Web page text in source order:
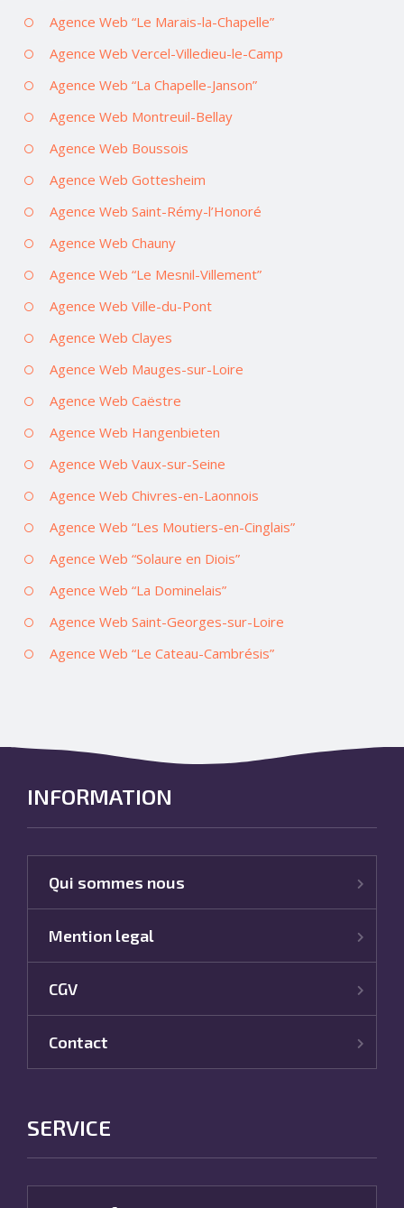
Agence Web “Le Marais-la-Chapelle”
Agence Web Vercel-Villedieu-le-Camp
Agence Web “La Chapelle-Janson”
Agence Web Montreuil-Bellay
Agence Web Boussois
Agence Web Gottesheim
Agence Web Saint-Rémy-l’Honoré
Agence Web Chauny
Agence Web “Le Mesnil-Villement”
Agence Web Ville-du-Pont
Agence Web Clayes
Agence Web Mauges-sur-Loire
Agence Web Caëstre
Agence Web Hangenbieten
Agence Web Vaux-sur-Seine
Agence Web Chivres-en-Laonnois
Agence Web “Les Moutiers-en-Cinglais”
Agence Web “Solaure en Diois”
Agence Web “La Dominelais”
Agence Web Saint-Georges-sur-Loire
Agence Web “Le Cateau-Cambrésis”
INFORMATION
Qui sommes nous
Mention legal
CGV
Contact
SERVICE